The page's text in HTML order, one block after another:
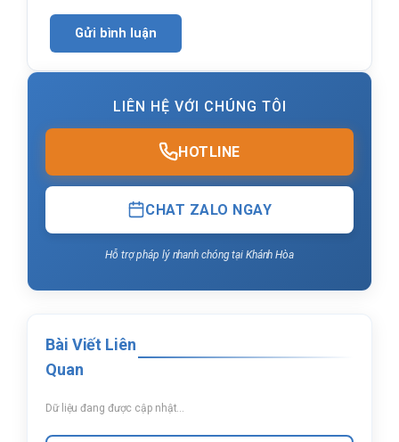
LIÊN HỆ VỚI CHÚNG TÔI
HOTLINE
CHAT ZALO NGAY
Hỗ trợ pháp lý nhanh chóng tại Khánh Hòa
Bài Viết Liên
Quan
Dữ liệu đang được cập nhật...